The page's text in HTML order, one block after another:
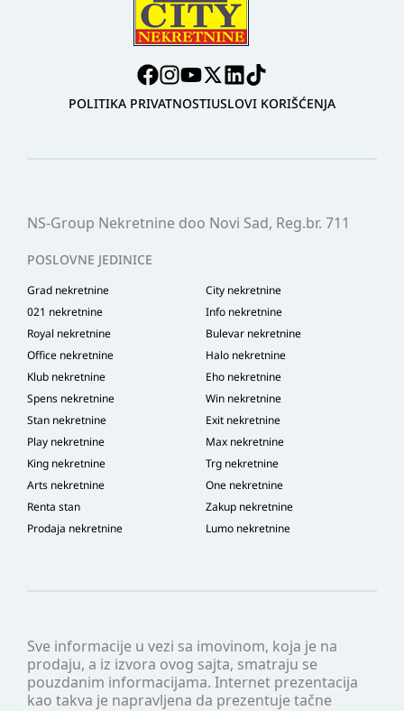
POLITIKA PRIVATNOSTIUSLOVI KORIŠĆENJA
Sve informacije u vezi sa imovinom, koja je na
prodaju, a iz izvora ovog sajta, smatraju se
pouzdanim informacijama. Internet prezentacija
kao takva je napravljena da prezentuje tačne
NS-Group Nekretnine doo Novi Sad, Reg.br. 711
POSLOVNE JEDINICE
Grad nekretnine
City nekretnine
021 nekretnine
Info nekretnine
Royal nekretnine
Bulevar nekretnine
Office nekretnine
Halo nekretnine
Klub nekretnine
Eho nekretnine
Spens nekretnine
Win nekretnine
Stan nekretnine
Exit nekretnine
Play nekretnine
Max nekretnine
King nekretnine
Trg nekretnine
Arts nekretnine
One nekretnine
Renta stan
Zakup nekretnine
Prodaja nekretnine
Lumo nekretnine